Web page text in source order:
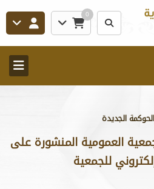
0
الجديدة
العمومية المنشورة على
للجمعية